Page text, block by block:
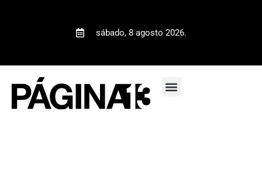
sábado, 8 agosto 2026.